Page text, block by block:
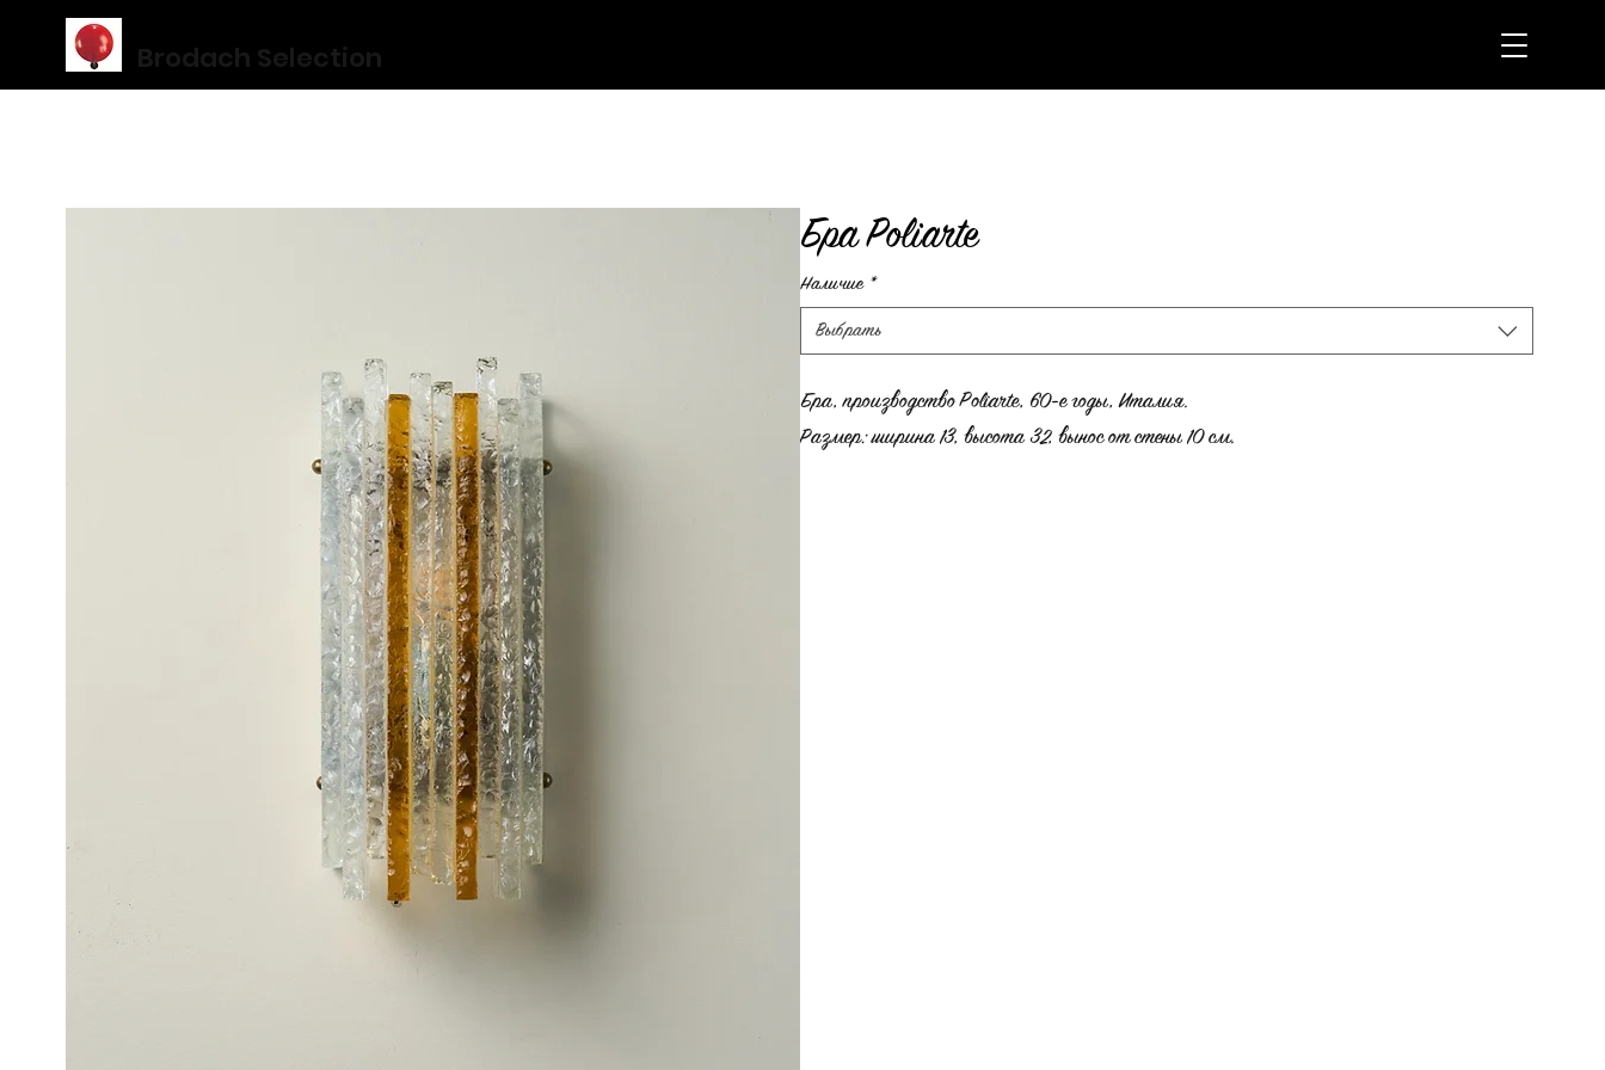
Brodach Selection
Бра Poliarte
Наличие *
Выбрать
Бра, производство Poliarte, 60-е годы, Италия.
Размер: ширина 13, высота 32, вынос от стены 10 см.